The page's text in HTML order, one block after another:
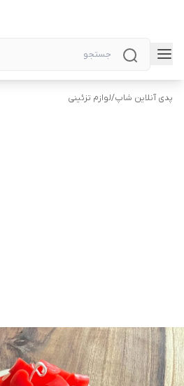
پدی آنلاین شاپ/لوازم تزئینی